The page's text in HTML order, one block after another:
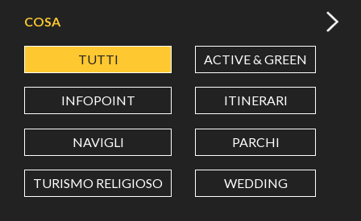
LATITUDINE
LONGITUDINE
Value in decimal degrees. Use dot (.) as decimal separator.
COSA
TUTTI ACTIVE & GREEN
INFOPOINT ITINERARI
NAVIGLI PARCHI
TURISMO RELIGIOSO WEDDING